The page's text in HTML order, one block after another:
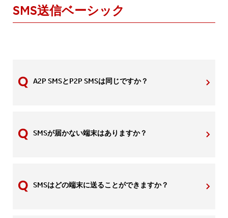
SMS送信ベーシック
A2P SMSとP2P SMSは同じですか？
SMSが届かない端末はありますか？
SMSはどの端末に送ることができますか？